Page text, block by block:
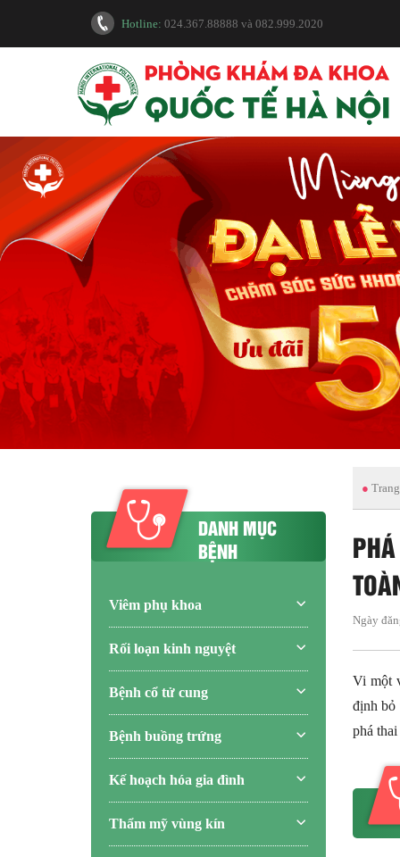
Hotline: 024.367.88888 và 082.999.2020
●
Ngày
Vi một
định bỏ
phá
DANH MỤC
BỆNH
Viêm phụ khoa
Rối loạn kinh nguyệt
Bệnh cổ tử cung
Bệnh buồng trứng
Kế hoạch hóa gia đình
Thẩm mỹ vùng kín